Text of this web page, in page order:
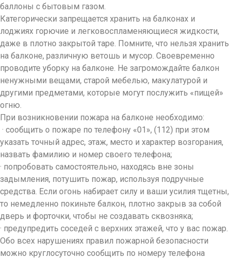
баллоны с бытовым газом.
Категорически запрещается хранить на балконах и
лоджиях горючие и легковоспламеняющиеся жидкости,
даже в плотно закрытой таре. Помните, что нельзя хранить
на балконе, различную ветошь и мусор. Своевременно
проводите уборку на балконе. Не загромождайте балкон
ненужными вещами, старой мебелью, макулатурой и
другими предметами, которые могут послужить «пищей»
огню.
При возникновении пожара на балконе необходимо:
· сообщить о пожаре по телефону «01», (112) при этом
указать точный адрес, этаж, место и характер возгорания,
назвать фамилию и номер своего телефона;
· попробовать самостоятельно, находясь вне зоны
задымления, потушить пожар, используя подручные
средства. Если огонь набирает силу и ваши усилия тщетны,
то немедленно покиньте балкон, плотно закрыв за собой
дверь и форточки, чтобы не создавать сквозняка;
· предупредить соседей с верхних этажей, что у вас пожар.
Обо всех нарушениях правил пожарной безопасности
можно круглосуточно сообщить по номеру телефона